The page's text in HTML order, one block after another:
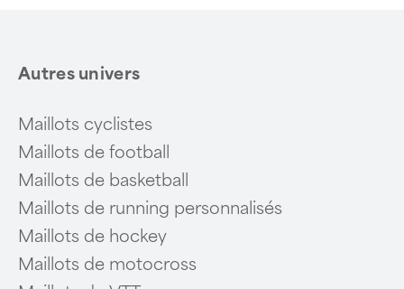
Autres univers
Maillots cyclistes
Maillots de football
Maillots de basketball
Maillots de running personnalisés
Maillots de hockey
Maillots de motocross